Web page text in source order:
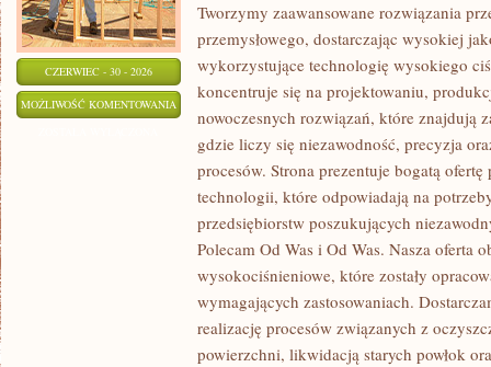
CZERWIEC - 30 - 2026
MOŻLIWOŚĆ KOMENTOWANIA
ZRÓWNOWAŻONY
Tworzymy zaawansowane rozwiązania
przemysłowego, dostarczając wysokiej
wykorzystujące technologię wysokiego
koncentruje się na projektowaniu,
nowoczesnych rozwiązań, które znajdują
gdzie liczy się niezawodność, precyzja
procesów. Strona prezentuje bogatą ofertę
technologii, które odpowiadają na
przedsiębiorstw poszukujących
Polecam Od Was i Od Was. Nasza oferta
wysokociśnieniowe, które zostały
wymagających zastosowaniach.
realizację procesów związanych z
powierzchni, likwidacją starych powłok